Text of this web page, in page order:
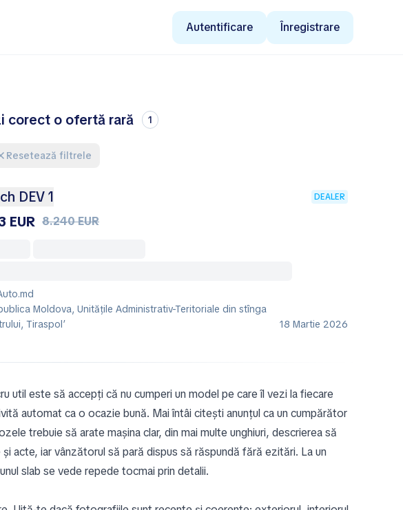
Autentificare Înregistrare
corect o ofertă rară 1
Resetează filtrele
DEV 1 DEALER
EUR 8.240 EUR
Moldova, Unitățile Administrativ-Teritoriale din stînga
Tiraspol’
18 Martie 2026
util este să accepți că nu cumperi un model pe care îl vezi la fiecare
automat ca o ocazie bună. Mai întâi citești anunțul ca un cumpărător
trebuie să arate mașina clar, din mai multe unghiuri, descrierea să
acte, iar vânzătorul să pară dispus să răspundă fără ezitări. La un
slab se vede repede tocmai prin detalii.